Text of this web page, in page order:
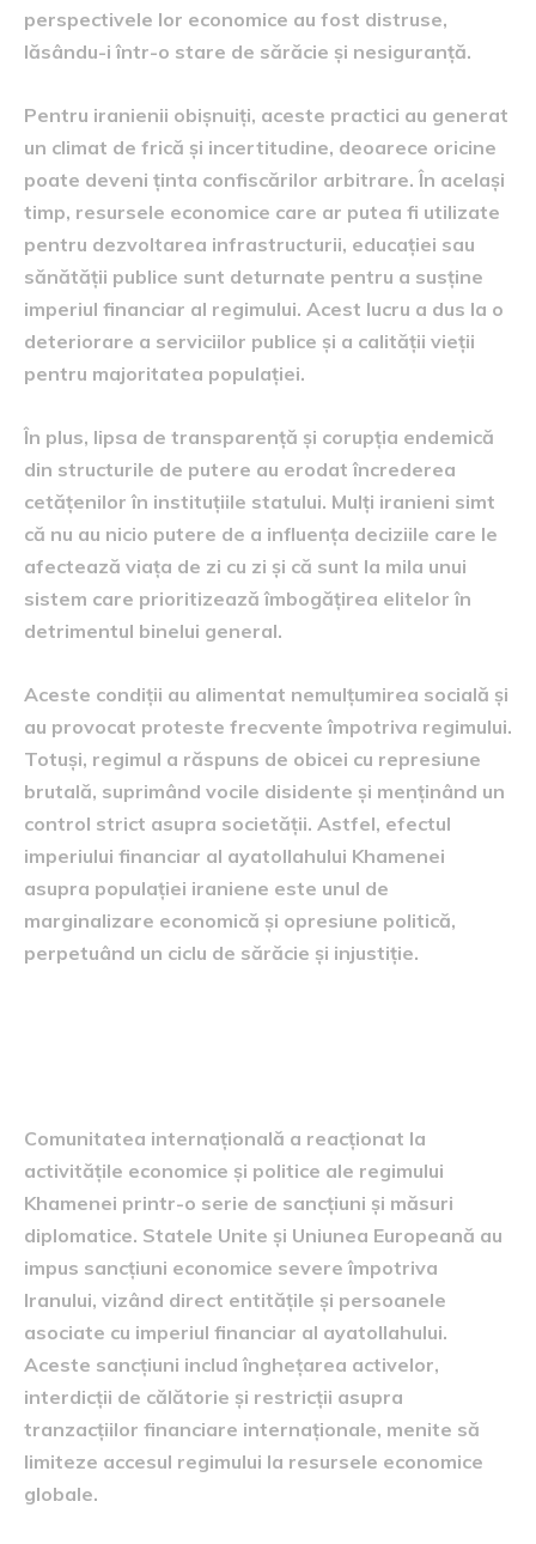
perspectivele lor economice au fost distruse,
lăsându-i într-o stare de sărăcie și nesiguranță.
Pentru iranienii obișnuiți, aceste practici au generat
un climat de frică și incertitudine, deoarece oricine
poate deveni ținta confiscărilor arbitrare. În același
timp, resursele economice care ar putea fi utilizate
pentru dezvoltarea infrastructurii, educației sau
sănătății publice sunt deturnate pentru a susține
imperiul financiar al regimului. Acest lucru a dus la o
deteriorare a serviciilor publice și a calității vieții
pentru majoritatea populației.
În plus, lipsa de transparență și corupția endemică
din structurile de putere au erodat încrederea
cetățenilor în instituțiile statului. Mulți iranieni simt
că nu au nicio putere de a influența deciziile care le
afectează viața de zi cu zi și că sunt la mila unui
sistem care prioritizează îmbogățirea elitelor în
detrimentul binelui general.
Aceste condiții au alimentat nemulțumirea socială și
au provocat proteste frecvente împotriva regimului.
Totuși, regimul a răspuns de obicei cu represiune
brutală, suprimând vocile disidente și menținând un
control strict asupra societății. Astfel, efectul
imperiului financiar al ayatollahului Khamenei
asupra populației iraniene este unul de
marginalizare economică și opresiune politică,
perpetuând un ciclu de sărăcie și injustiție.
Comunitatea internațională a reacționat la
activitățile economice și politice ale regimului
Khamenei printr-o serie de sancțiuni și măsuri
diplomatice. Statele Unite și Uniunea Europeană au
impus sancțiuni economice severe împotriva
Iranului, vizând direct entitățile și persoanele
asociate cu imperiul financiar al ayatollahului.
Aceste sancțiuni includ înghețarea activelor,
interdicții de călătorie și restricții asupra
tranzacțiilor financiare internaționale, menite să
limiteze accesul regimului la resursele economice
globale.